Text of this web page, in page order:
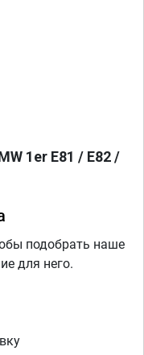
1er E81 / E82 /
подобрать наше
для него.